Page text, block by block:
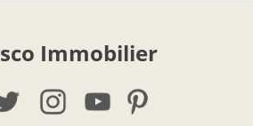
Immobilier